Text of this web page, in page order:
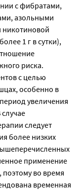
с фибратами,
азольными
никотиновой
1 г в сутки),
риска.
с целью
особенно в
увеличения
следует
более низких
применение
во время
временная